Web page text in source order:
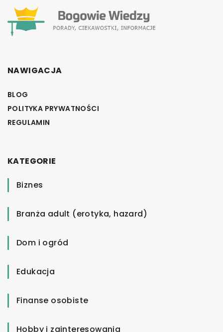
NAWIGACJA
BLOG
POLITYKA PRYWATNOŚCI
REGULAMIN
KATEGORIE
Biznes
Branża adult (erotyka, hazard)
Dom i ogród
Edukacja
Finanse osobiste
Hobby i zainteresowania